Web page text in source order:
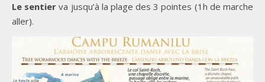
Le sentierva jusqu’à la plage des 3 pointes (1h de marche
aller).